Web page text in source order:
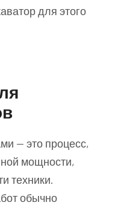
для этого
— это процесс,
мощности,
техники.
обычно